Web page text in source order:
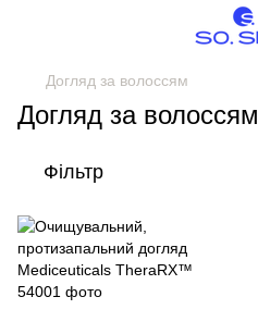
Догляд за волоссям
Догляд за волоссям
Фільтр